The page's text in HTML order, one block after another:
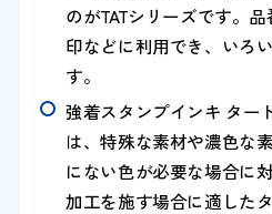
のがTATシリーズです。
印などに利用でき、いろ
す。
強着スタンプインキ ター
は、特殊な素材や濃色な
にない色が必要な場合に
加工を施す場合に適した